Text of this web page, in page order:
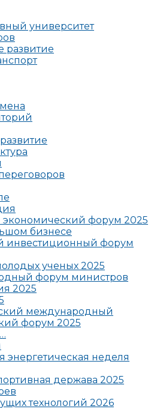
университет
развитие
экономический форум 2025
бизнесе
инвестиционный форум
ученых 2025
форум министров
2025
международный
форум 2025
энергетическая неделя
держава 2025
технологий 2026